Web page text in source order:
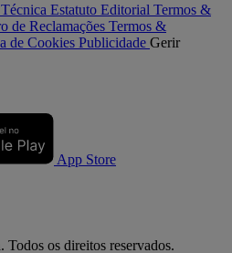
Estatuto Editorial Termos &
de Reclamações Termos &
de Cookies Publicidade Gerir
App Store
os direitos reservados.